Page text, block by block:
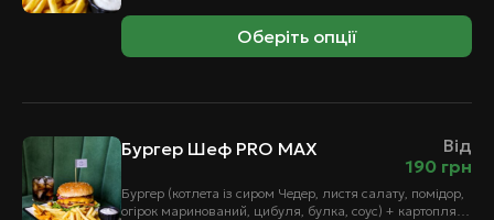
Оберіть опції
Бургер Шеф PRO MAX
Від
190 грн
Бургер (котлета із сиром Чедер, листя салату, помідор,
огірок маринований, цибуля, булка, соус) + картопля